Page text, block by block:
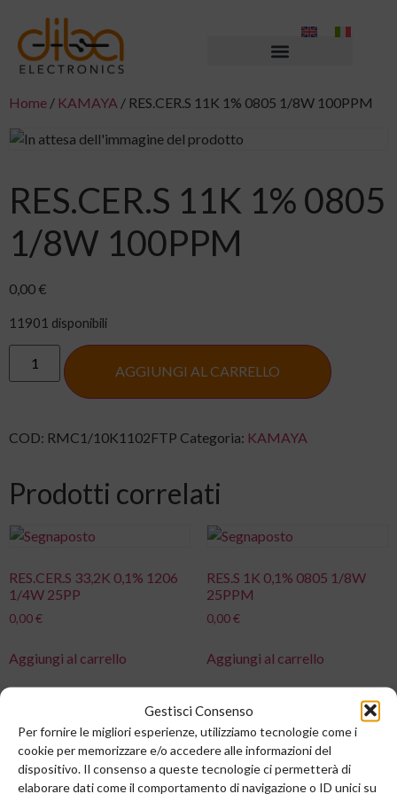
Gestisci Consenso
Per fornire le migliori esperienze, utilizziamo tecnologie come i
cookie per memorizzare e/o accedere alle informazioni del
dispositivo. Il consenso a queste tecnologie ci permetterà di
elaborare dati come il comportamento di navigazione o ID unici su
Home / KAMAYA / RES.CER.S 11K 1% 0805 1/8W 100PPM
RES.CER.S 11K 1% 0805
1/8W 100PPM
0,00 €
11901 disponibili
AGGIUNGI AL CARRELLO
COD: RMC1/10K1102FTP Categoria: KAMAYA
Prodotti correlati
RES.CER.S 33,2K 0,1% 1206
1/4W 25PP
0,00€
Aggiungi al carrello
RES.S 1K 0,1% 0805 1/8W
25PPM
0,00€
Aggiungi al carrello
RES.CER.S 22K 5% 0402
0,063W 200PPM
RES.CER.S 1,5K 0,1% 0805
1/8W 25PPM